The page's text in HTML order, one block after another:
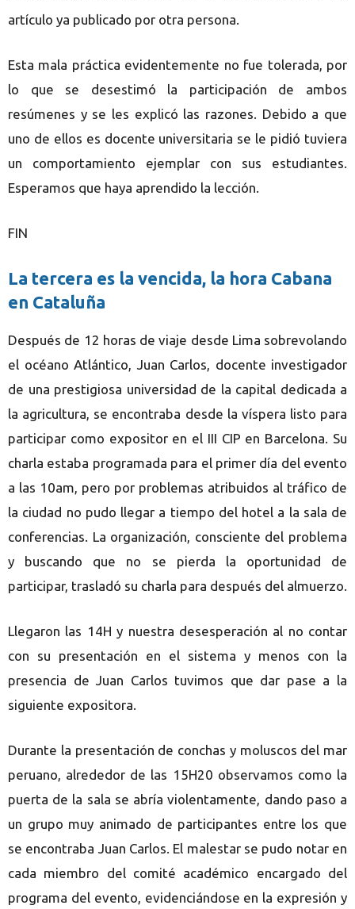
artículo ya publicado por otra persona.
Esta mala práctica evidentemente no fue tolerada, por
lo que se desestimó la participación de ambos
resúmenes y se les explicó las razones. Debido a que
uno de ellos es docente universitaria se le pidió tuviera
un comportamiento ejemplar con sus estudiantes.
Esperamos que haya aprendido la lección.
FIN
La tercera es la vencida, la hora Cabana
en Cataluña
Después de 12 horas de viaje desde Lima sobrevolando
el océano Atlántico, Juan Carlos, docente investigador
de una prestigiosa universidad de la capital dedicada a
la agricultura, se encontraba desde la víspera listo para
participar como expositor en el III CIP en Barcelona. Su
charla estaba programada para el primer día del evento
a las 10am, pero por problemas atribuidos al tráfico de
la ciudad no pudo llegar a tiempo del hotel a la sala de
conferencias. La organización, consciente del problema
y buscando que no se pierda la oportunidad de
participar, trasladó su charla para después del almuerzo.
Llegaron las 14H y nuestra desesperación al no contar
con su presentación en el sistema y menos con la
presencia de Juan Carlos tuvimos que dar pase a la
siguiente expositora.
Durante la presentación de conchas y moluscos del mar
peruano, alrededor de las 15H20 observamos como la
puerta de la sala se abría violentamente, dando paso a
un grupo muy animado de participantes entre los que
se encontraba Juan Carlos. El malestar se pudo notar en
cada miembro del comité académico encargado del
programa del evento, evidenciándose en la expresión y